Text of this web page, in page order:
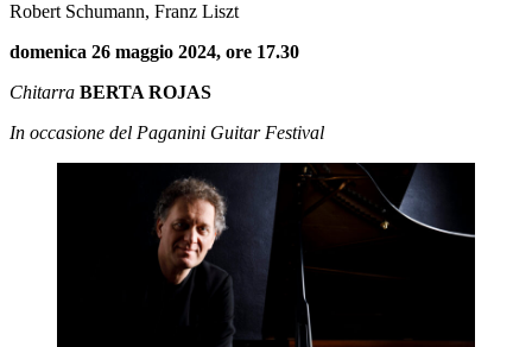
Robert Schumann, Franz Liszt
domenica 26 maggio 2024, ore 17.30
Chitarra BERTA ROJAS
In occasione del Paganini Guitar Festival